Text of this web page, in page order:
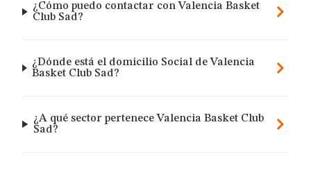
¿Cómo puedo contactar con Valencia Basket
Club Sad?
¿Dónde está el domicilio Social de Valencia
Basket Club Sad?
¿A qué sector pertenece Valencia Basket Club
Sad?